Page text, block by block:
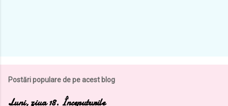
Postări populare de pe acest blog
Luni, ziua 18. Începuturile